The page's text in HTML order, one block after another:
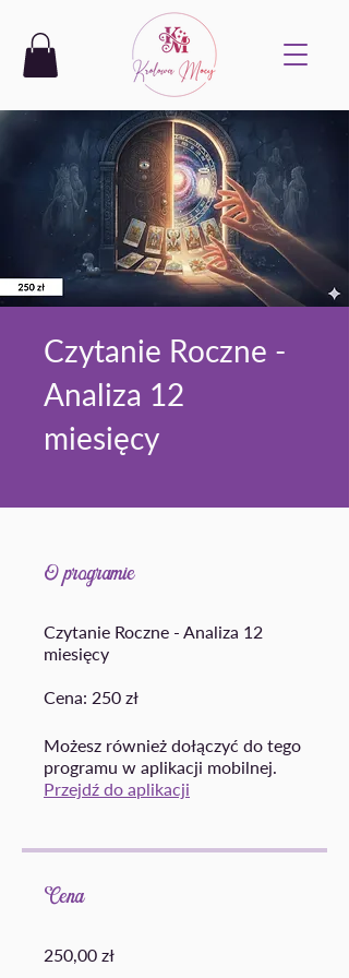
Czytanie Roczne -
Analiza 12
miesięcy
O programie
Czytanie Roczne - Analiza 12
miesięcy
Cena: 250 zł
Możesz również dołączyć do tego
programu w aplikacji mobilnej.
Przejdź do aplikacji
Cena
250,00 zł